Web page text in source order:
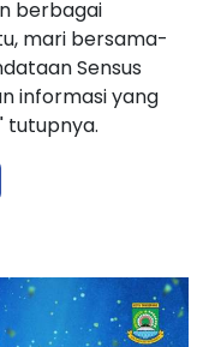
berbagai
mari bersama-
Sensus
informasi yang
tutupnya.